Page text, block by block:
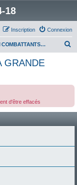
18
Connexion
Inscription
NON COMBATTANTS DANS LA GRANDE GUERRE
c
h
GRANDE
d'être effacés